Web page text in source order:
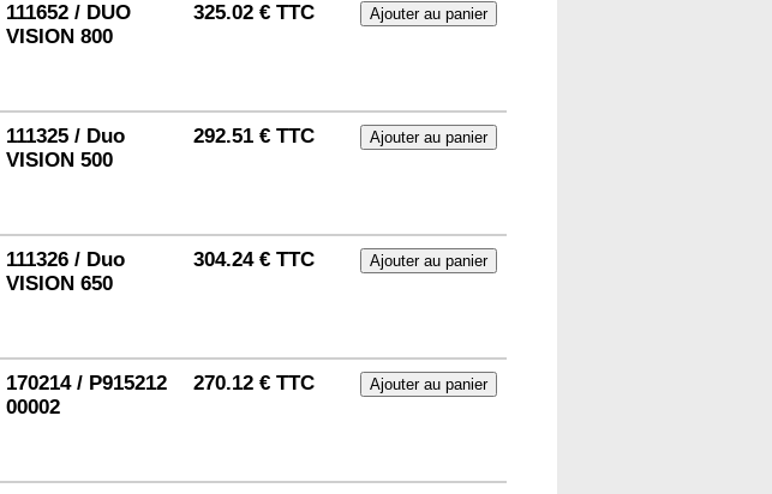
111652 / DUO
VISION 800
325.02 € TTC
111325 / Duo
VISION 500
292.51 € TTC
111326 / Duo
VISION 650
304.24 € TTC
170214 / P915212
00002
270.12 € TTC